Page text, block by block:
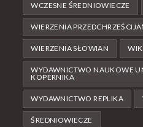
WCZESNE ŚREDNIOWIECZE
WIERZENIA
WIERZENIA SŁOWIAN
WYDAWNICTWO NAUKOWE
KOPERNIKA
WYDAWNICTWO REPLIKA
ŚREDNIOWIECZE